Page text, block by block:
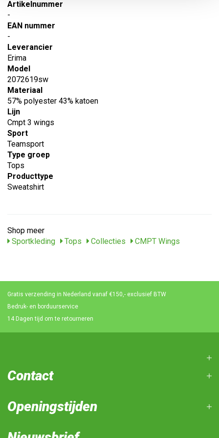
Artikelnummer
-
EAN nummer
-
Leverancier
Erima
Model
2072619sw
Materiaal
57% polyester 43% katoen
Lijn
Cmpt 3 wings
Sport
Teamsport
Type groep
Tops
Producttype
Sweatshirt
Shop meer
Sportkleding
Tops Collecties CMPT Wings
Gratis verzending in Nederland vanaf €150,- exclusief BTW
Bedruk- en borduurservice
14 Dagen tijd om te retourneren
Contact
Openingstijden